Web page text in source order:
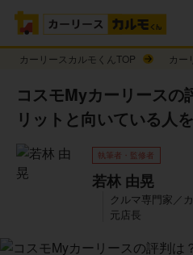
カーリースカルモくんTOP カー
コスモMyカーリースの
リットと向いている人
執筆者・監修者
若林 由晃
クルマ専門家／
元店長